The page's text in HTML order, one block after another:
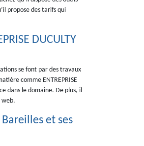
propose des tarifs qui
DUCULTY
se font par des travaux
comme ENTREPRISE
dans le domaine. De plus, il
web.
et ses